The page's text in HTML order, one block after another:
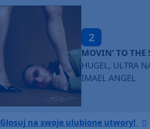
2
MOVIN’ TO THE
HUGEL, ULTRA
IMAEL ANGEL
Głosuj na swoje ulubione utwory!